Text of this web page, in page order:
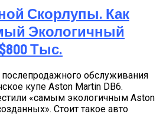
Скорлупы. Как
Экологичный
Тыс.
послепродажного обслуживания
купе Aston Martin DB6.
«самым экологичным Aston
Стоит такое авто